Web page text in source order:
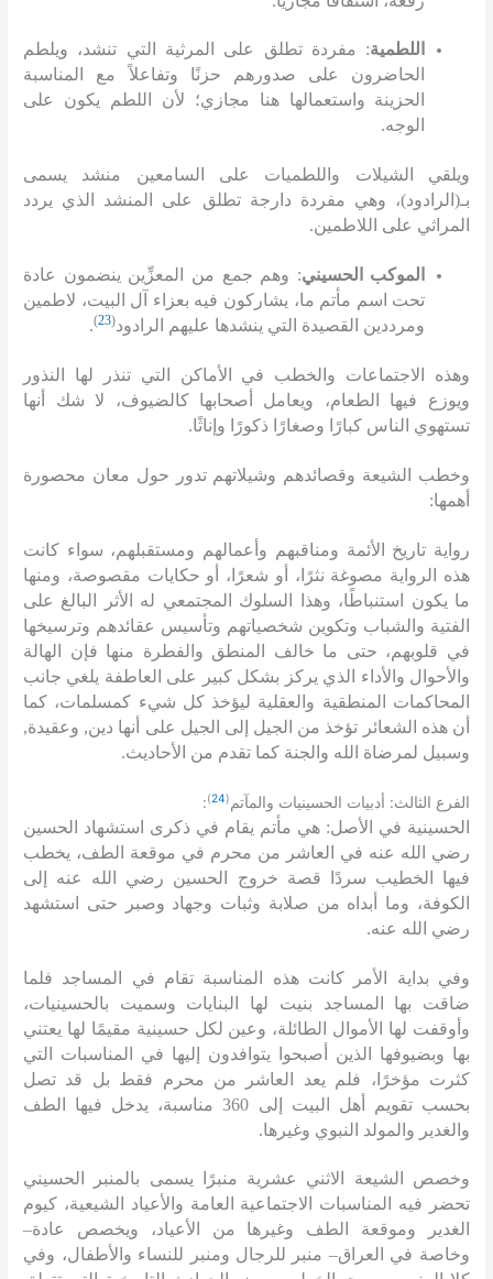
اللطمية: مفردة تطلق على المرثية التي تنشد، ويلطم
الحاضرون على صدورهم حزنًا وتفاعلاً مع المناسبة
الحزينة واستعمالها هنا مجازي؛ لأن اللطم يكون على
الوجه.
ويلقي الشيلات واللطميات على السامعين منشد يسمى
بـ( الرادود)، وهي مفردة دارجة تطلق على المنشد الذي يردد
المراثي على اللاطمين.
الموكب الحسيني: وهم جمع من المعزِّين ينضمون عادة
تحت اسم مأتم ما، يشاركون فيه بعزاء آل البيت، لاطمين
ومرددين القصيدة التي ينشدها عليهم الرادود(
23
)
.
وهذه الاجتماعات والخطب في الأماكن التي تنذر لها النذور
ويوزع فيها الطعام، ويعامل أصحابها كالضيوف، لا شك أنها
تستهوي الناس كبارًا وصغارًا ذكورًا وإناثًا.
وخطب الشيعة وقصائدهم وشيلاتهم تدور حول معان محصورة
أهمها:
رواية تاريخ الأئمة ومناقبهم وأعمالهم ومستقبلهم، سواء كانت
هذه الرواية مصوغة نثرًا، أو شعرًا، أو حكايات مقصوصة، ومنها
ما يكون استنباطًا، وهذا السلوك المجتمعي له الأثر البالغ على
الفتية والشباب وتكوين شخصياتهم وتأسيس عقائدهم وترسيخها
في قلوبهم، حتى ما خالف المنطق والفطرة منها فإن الهالة
والأحوال والأداء الذي يركز بشكل كبير على العاطفة يلغي جانب
المحاكمات المنطقية والعقلية ليؤخذ كل شيء كمسلمات، كما
أن هذه الشعائر تؤخذ من الجيل إلى الجيل على أنها دين, وعقيدة,
وسبيل لمرضاة الله والجنة كما تقدم من الأحاديث.
الفرع الثالث: أدبيات الحسينيات والمآتم (
24
)
:
الحسينية في الأصل:هي مأتم يقام في ذكرى استشهاد الحسين
رضي الله عنه في العاشر من محرم في موقعة الطف، يخطب
فيها الخطيب سردًا قصة خروج الحسين رضي الله عنه إلى
الكوفة، وما أبداه من صلابة وثبات وجهاد وصبر حتى استشهد
رضي الله عنه.
وفي بداية الأمر كانت هذه المناسبة تقام في المساجد فلما
ضاقت بها المساجد بنيت لها البنايات وسميت بالحسينيات،
وأوقفت لها الأموال الطائلة، وعين لكل حسينية مقيمًا لها يعتني
بها وبضيوفها الذين أصبحوا يتوافدون إليها في المناسبات التي
كثرت مؤخرًا، فلم يعد العاشر من محرم فقط بل قد تصل
بحسب تقويم أهل البيت إلى 360 مناسبة، يدخل فيها الطف
والغدير والمولد النبوي وغيرها.
وخصص الشيعة الاثني عشرية منبرًا يسمى بالمنبر الحسيني
تحضر فيه المناسبات الاجتماعية العامة والأعياد الشيعية، كيوم
الغدير وموقعة الطف وغيرها من الأعياد، ويخصص عادة–
وخاصة في العراق– منبر للرجال ومنبر للنساء والأطفال، وفي